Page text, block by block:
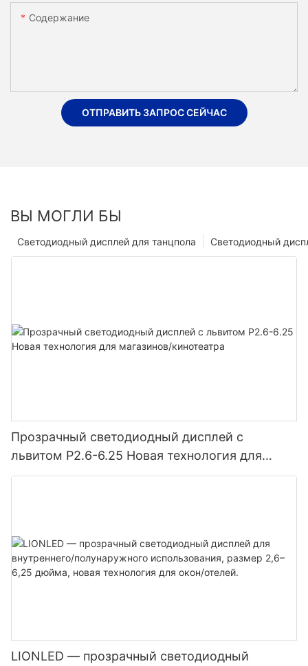
Содержание
ОТПРАВИТЬ ЗАПРОС СЕЙЧАС
ВЫ МОГЛИ БЫ
Светодиодный
Светодиодный дисплей для танцпола
Прозрачный светодиодный дисплей с
львитом P2.6-6.25 Новая технология для
магазинов/кинотеатра
LIONLED — прозрачный светодиодный